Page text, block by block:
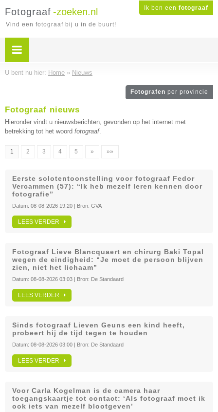
Ik ben een fotograaf
Fotograaf -zoeken.nl
Vind een fotograaf bij u in de buurt!
U bent nu hier: Home » Nieuws
Fotografen per provincie
Fotograaf nieuws
Hieronder vindt u nieuwsberichten, gevonden op het internet met
betrekking tot het woord fotograaf.
1 2 3 4 5 » »»
Eerste solotentoonstelling voor fotograaf Fedor
Vercammen (57): “Ik heb mezelf leren kennen door
fotografie”
Datum: 08-08-2026 19:20 | Bron: GVA
LEES VERDER
Fotograaf Lieve Blancquaert en chirurg Baki Topal
wegen de eindigheid: “Je moet de persoon blijven
zien, niet het lichaam”
Datum: 08-08-2026 03:03 | Bron: De Standaard
LEES VERDER
Sinds fotograaf Lieven Geuns een kind heeft,
probeert hij de tijd tegen te houden
Datum: 08-08-2026 03:00 | Bron: De Standaard
LEES VERDER
Voor Carla Kogelman is de camera haar
toegangskaartje tot contact: ‘Als fotograaf moet ik
ook iets van mezelf blootgeven’